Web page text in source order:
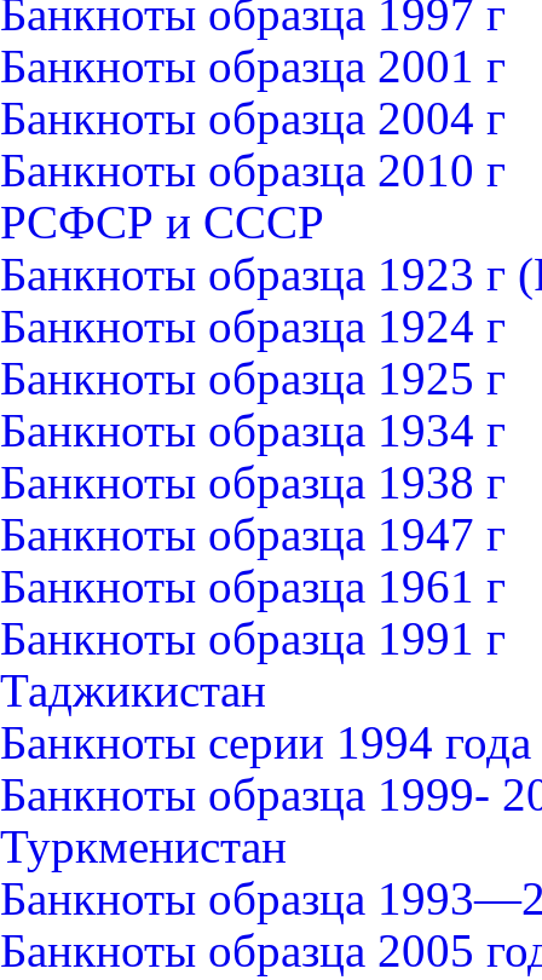
Банкноты образца 1997 г
Банкноты образца 2001 г
Банкноты образца 2004 г
Банкноты образца 2010 г
РСФСР и СССР
Банкноты образца 1923
Банкноты образца 1924 г
Банкноты образца 1925 г
Банкноты образца 1934 г
Банкноты образца 1938 г
Банкноты образца 1947 г
Банкноты образца 1961 г
Банкноты образца 1991 г
Таджикистан
Банкноты серии 1994 года
Банкноты образца 1999-
Туркменистан
Банкноты образца
Банкноты образца 2005